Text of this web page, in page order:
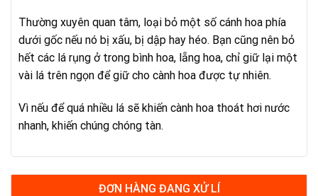
Thường xuyên quan tâm, loại bỏ một số cánh hoa phía
dưới gốc nếu nó bị xấu, bị dập hay héo. Bạn cũng nên bỏ
hết các lá rụng ở trong bình hoa, lẵng hoa, chỉ giữ lại một
vài lá trên ngọn để giữ cho cành hoa được tự nhiên.
Vì nếu để quá nhiều lá sẽ khiến cành hoa thoát hơi nước
nhanh, khiến chúng chóng tàn.
ĐƠN HÀNG ĐANG XỬ LÍ